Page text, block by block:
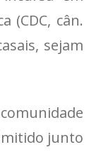
(CDC, cân.
sejam
junto